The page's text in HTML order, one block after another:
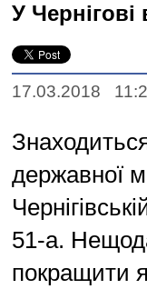
У
17.03.2018
державної
51-а.
покращити